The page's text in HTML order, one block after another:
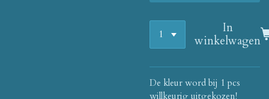
In
winkelwagen
De kleur word bij 1 pcs
willkeurig uitgekozen!